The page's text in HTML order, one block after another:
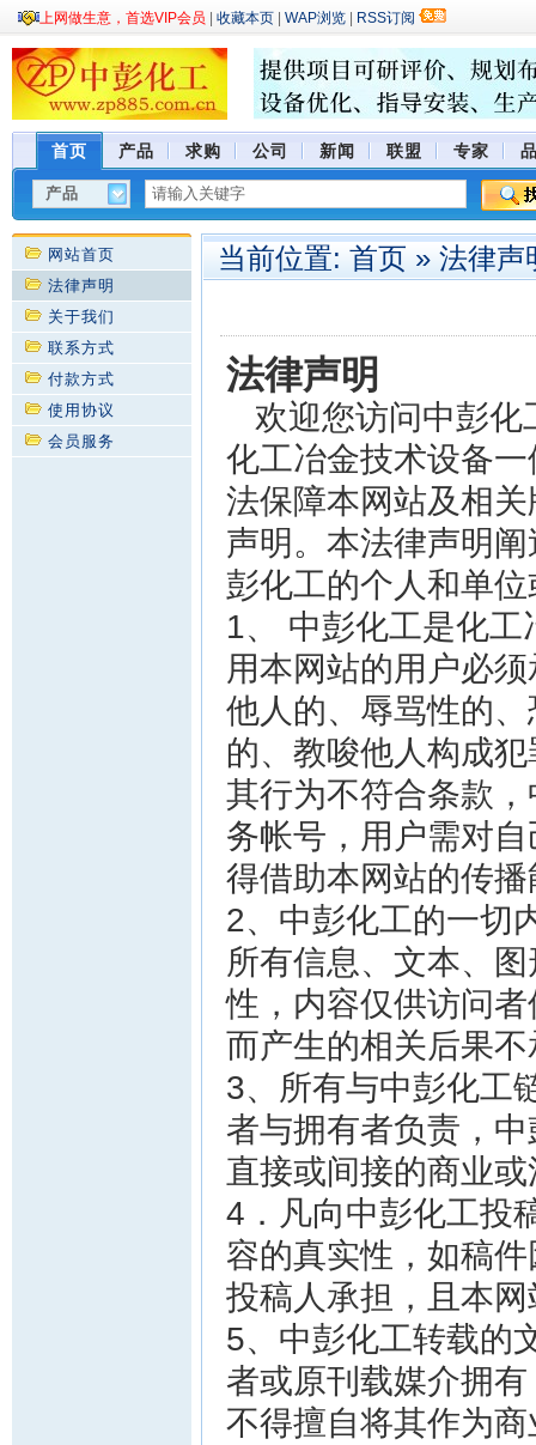
上网做生意，首选VIP会员 收藏本页 WAP浏览 RSS订阅
首页 产品 求购 公司 新闻 联盟 专家
网站首页
法律声明
关于我们
联系方式
付款方式
使用协议
会员服务
当前位置: 首页 » 法律声
法律声明
欢迎您访问中彭化
化工冶金技术设备
法保障本网站及相
声明。本法律声明
彭化工的个人和单
1、 中彭化工是化
用本网站的用户必
他人的、辱骂性的
的、教唆他人构成
其行为不符合条款
务帐号，用户需对
得借助本网站的传
2、中彭化工的一切
所有信息、文本、
性，内容仅供访问
而产生的相关后果
3、所有与中彭化工
者与拥有者负责，
直接或间接的商业
4．凡向中彭化工投
容的真实性，如稿
投稿人承担，且本
5、中彭化工转载的
者或原刊载媒介拥
不得擅自将其作为